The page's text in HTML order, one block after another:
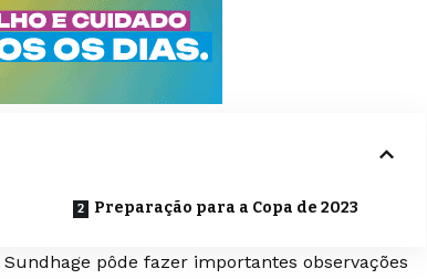
Preparação para a Copa de 2023
pôde fazer importantes observações